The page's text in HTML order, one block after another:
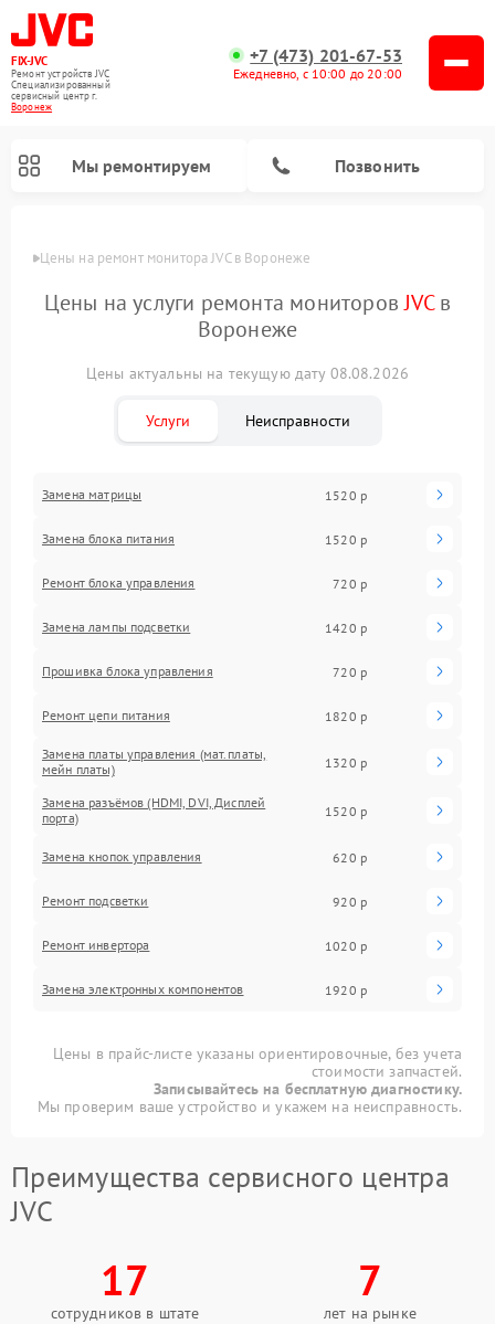
FIX-JVC
Ремонт устройств JVC
Специализированный
cервисный центр г.
Воронеж
+7 (473) 201-67-53
Ежедневно, с 10:00 до 20:00
Мы ремонтируем Позвонить
Цены на ремонт монитора JVC в Воронеже
Цены на услуги ремонта мониторовJVCв
Воронеже
Цены актуальны на текущую дату 08.08.2026
Услуги Неисправности
Замена матрицы 1520 р
Замена блока питания 1520 р
Ремонт блока управления 720 р
Замена лампы подсветки 1420 р
Прошивка блока управления 720 р
Ремонт цепи питания 1820 р
Замена платы управления (мат.платы,
мейн платы)
1320 р
Замена разъёмов (HDMI, DVI, Дисплей
порта)
1520 р
Замена кнопок управления 620 р
Ремонт подсветки 920 р
Ремонт инвертора 1020 р
Замена электронных компонентов 1920 р
Цены в прайс-листе указаны ориентировочные, без учета
стоимости запчастей.
Записывайтесь на бесплатную диагностику.
Мы проверим ваше устройство и укажем на неисправность.
Преимущества сервисного центра
JVC
17
сотрудников в штате
7
лет на рынке